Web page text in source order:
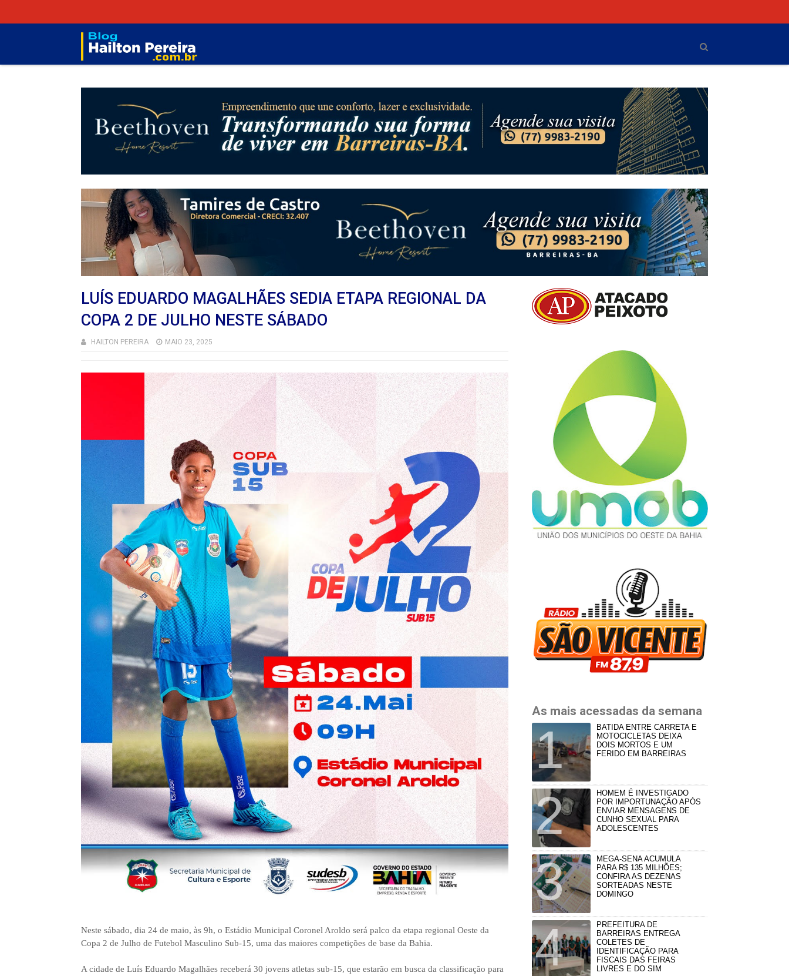
LUÍS EDUARDO MAGALHÃES SEDIA ETAPA REGIONAL DA
COPA 2 DE JULHO NESTE SÁBADO
HAILTON PEREIRA MAIO 23, 2025
Neste sábado, dia 24 de maio, às 9h, o Estádio Municipal Coronel Aroldo será palco da etapa regional Oeste da
Copa 2 de Julho de Futebol Masculino Sub-15, uma das maiores competições de base da Bahia.
A cidade de Luís Eduardo Magalhães receberá 30 jovens atletas sub-15, que estarão em busca da classificação para
As mais acessadas da semana
BATIDA ENTRE CARRETA E
MOTOCICLETAS DEIXA
DOIS MORTOS E UM
FERIDO EM BARREIRAS
HOMEM É INVESTIGADO
POR IMPORTUNAÇÃO APÓS
ENVIAR MENSAGENS DE
CUNHO SEXUAL PARA
ADOLESCENTES
MEGA-SENA ACUMULA
PARA R$ 135 MILHÕES;
CONFIRA AS DEZENAS
SORTEADAS NESTE
DOMINGO
PREFEITURA DE
BARREIRAS ENTREGA
COLETES DE
IDENTIFICAÇÃO PARA
FISCAIS DAS FEIRAS
LIVRES E DO SIM